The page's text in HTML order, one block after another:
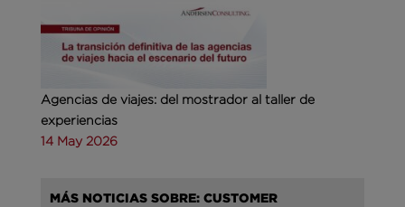
Agencias de viajes: del mostrador al taller de
experiencias
14 May 2026
MÁS NOTICIAS SOBRE: CUSTOMER